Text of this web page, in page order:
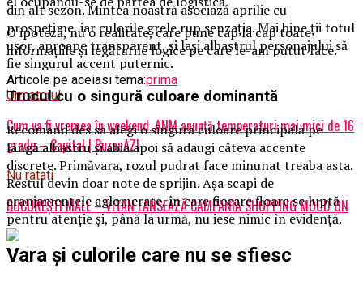
O ipoteză, nu o realitate, care pune cap la cap toate
informațiile și legăturile logice pe care le-am putut face.
Articole pe aceiasi tema:prima
Urmatorul
Cum va fi vremea în weekend. ANM anunță temperaturi mai mici de 16
grade – Capital | BuzauAZI
Nu ratati
BUCUREȘTI MALL – VITAN LANSEAZĂ CAMPANIA SHOPPING MOOD ON
din alt sezon. Mintea noastră asociază aprilie cu
prospețime, iar culorile grele rup senzația. Mai bine ții totul
ușor, aproape transparent, și lași albastrul personajului să
fie singurul accent puternic.
Trucul cu o singură culoare dominantă
Recomand des să alegi o singură culoare principală pe
lângă albastru și abia apoi să adaugi câteva accente
discrete. Primăvara, rozul pudrat face minunat treaba asta.
Restul devin doar note de sprijin. Așa scapi de
aranjamentele aglomerate, în care fiecare floare se luptă
pentru atenție și, până la urmă, nu iese nimic în evidență.
Vara și culorile care nu se sfiesc